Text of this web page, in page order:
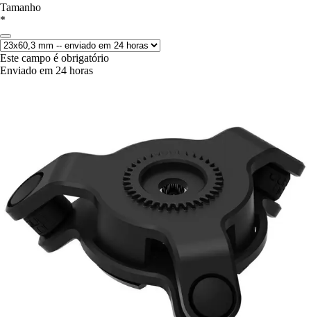
Tamanho
*
Este campo é obrigatório
Enviado em 24 horas